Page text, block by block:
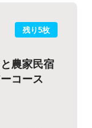
残り5枚
農家民宿
コース